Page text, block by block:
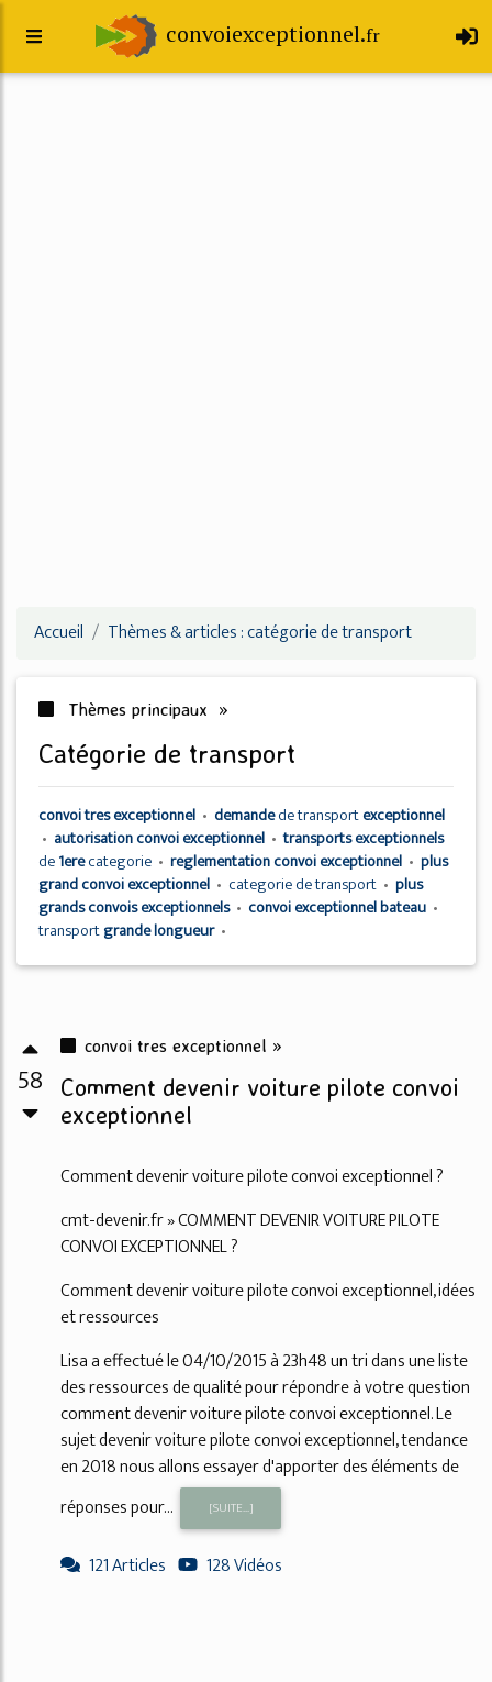
convoiexceptionnel.fr
Accueil Thèmes & articles : catégorie de transport
Thèmes principaux »
catégorie de transport
convoi tres exceptionnel • demandedetransportexceptionnel
• autorisation convoi exceptionnel •transports exceptionnels
de1erecategorie • reglementation convoi exceptionnel • plus
grand convoi exceptionnel • categoriedetransport • plus
grands convois exceptionnels • convoi exceptionnel bateau •
transportgrande longueur •
58
convoi tres exceptionnel »
Comment devenir voiture pilote convoi
exceptionnel
Comment devenir voiture pilote convoi exceptionnel ?
cmt-devenir.fr » COMMENT DEVENIR VOITURE PILOTE
CONVOI EXCEPTIONNEL ?
Comment devenir voiture pilote convoi exceptionnel, idées
et ressources
Lisa a effectué le 04/10/2015 à 23h48 un tri dans une liste
des ressources de qualité pour répondre à votre question
comment devenir voiture pilote convoi exceptionnel. Le
sujet devenir voiture pilote convoi exceptionnel, tendance
en 2018 nous allons essayer d'apporter des éléments de
réponses pour...
[SUITE...]
121 Articles 128 Vidéos